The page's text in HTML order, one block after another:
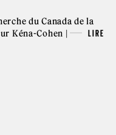
du Canada de la
Kéna-Cohen |
LIRE